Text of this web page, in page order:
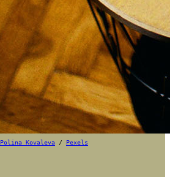
Polina Kovaleva / Pexels